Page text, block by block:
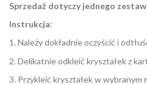
Sprzedaż dotyczy jednego
Instrukcja:
1. Należy dokładnie oczyścić i
2. Delikatnie odkleić kryształek z
3. Przykleić kryształek w wybranym